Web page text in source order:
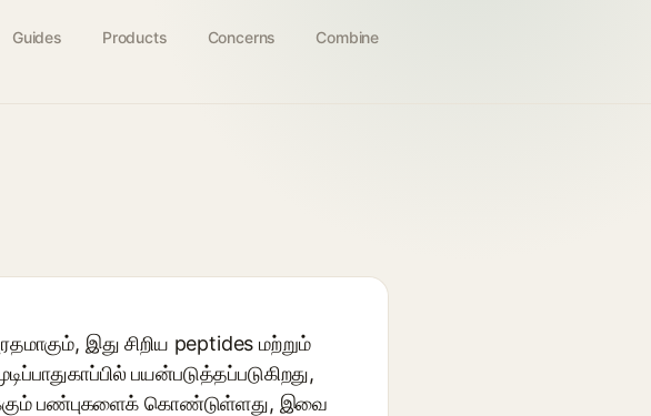
Guides Products Concerns Combine
இது சிறிய peptides மற்றும்
பயன்படுத்தப்படுகிறது,
பண்புகளைக் கொண்டுள்ளது, இவை